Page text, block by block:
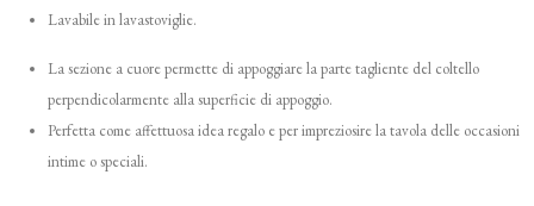
Lavabile in lavastoviglie.
La sezione a cuore permette di appoggiare la parte tagliente del coltello
perpendicolarmente alla superficie di appoggio.
Perfetta come affettuosa idea regalo e per impreziosire la tavola delle occasioni
intime o speciali.